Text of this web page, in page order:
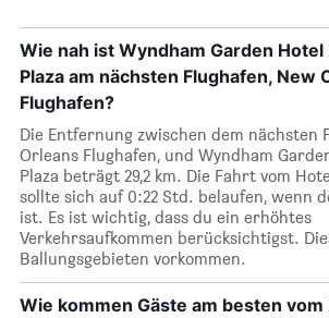
Wie nah ist Wyndham Garden Hotel
Plaza am nächsten Flughafen, New
Flughafen?
Die Entfernung zwischen dem nächsten
Orleans Flughafen, und Wyndham
Plaza beträgt 29,2 km. Die Fahrt vom
sollte sich auf 0:22 Std. belaufen, wenn
ist. Es ist wichtig, dass du ein erhöhtes
Verkehrsaufkommen berücksichtigst.
Ballungsgebieten vorkommen.
Wie kommen Gäste am besten vom